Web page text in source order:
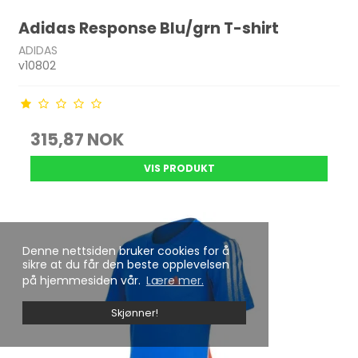
Denne nettsiden bruker cookies for å
sikre at du får den beste opplevelsen
på hjemmesiden vår. Lære mer.
Skjønner!
Adidas Response Blu/grn T-shirt
ADIDAS
v10802
315,87 NOK
VIS PRODUKT